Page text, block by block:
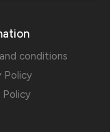
conditions
Policy
Policy